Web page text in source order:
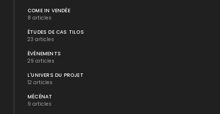
COME IN VENDÉE
8 articles
ÉTUDES DE CAS TILOS
23 articles
ÉVÉNEMENTS
29 articles
L'UNIVERS DU PROJET
12 articles
MÉCÉNAT
9 articles